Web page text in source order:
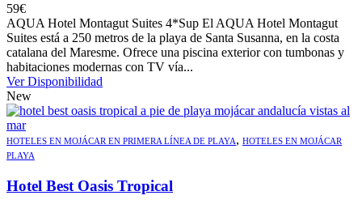
59€
AQUA Hotel Montagut Suites 4*Sup El AQUA Hotel Montagut
Suites está a 250 metros de la playa de Santa Susanna, en la costa
catalana del Maresme. Ofrece una piscina exterior con tumbonas y
habitaciones modernas con TV vía...
Ver Disponibilidad
New
HOTELES EN MOJÁCAR EN PRIMERA LÍNEA DE PLAYA, HOTELES EN MOJÁCAR
PLAYA
Hotel Best Oasis Tropical